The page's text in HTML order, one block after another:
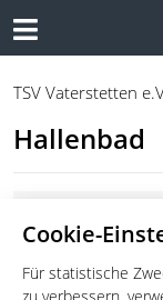
Cookie-
Für statistische
TSV Vaterstetten
Hallenbad